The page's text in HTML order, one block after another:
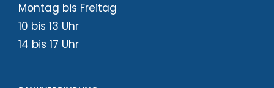
Montag bis Freitag
10 bis 13 Uhr
14 bis 17 Uhr